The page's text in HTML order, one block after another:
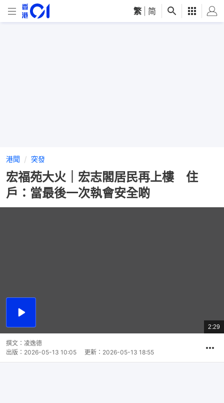
繁 简
港聞 突發
宏福苑大火｜宏志閣居民再上樓 住
戶：當最後一次執會安全啲
播
總
共
2:29
撰文： 凌逸德
出版： 2026-05-13 10:05 更新： 2026-05-13 18:55